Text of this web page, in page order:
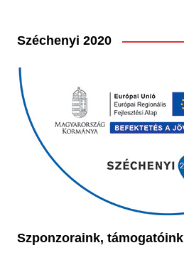
Széchenyi 2020
Szponzoraink, támogatóink